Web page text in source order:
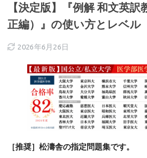
【決定版】『例解 和文英訳
正編）』の使い方とレベル
2026年6月26日
［推奨］松濤舎の指定問題集です。